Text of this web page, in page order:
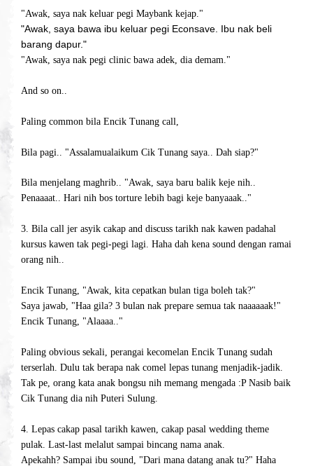
"Awak, saya nak keluar pegi Maybank kejap."
"Awak, saya bawa ibu keluar pegi Econsave. Ibu nak beli
barang dapur."
"Awak, saya nak pegi clinic bawa adek, dia demam."
And so on..
Paling common bila Encik Tunang call,
Bila pagi.. "Assalamualaikum Cik Tunang saya.. Dah siap?"
Bila menjelang maghrib.. "Awak, saya baru balik keje nih..
Penaaaat.. Hari nih bos torture lebih bagi keje banyaaak.."
3. Bila call jer asyik cakap and discuss tarikh nak kawen padahal
kursus kawen tak pegi-pegi lagi. Haha dah kena sound dengan ramai
orang nih..
Encik Tunang, "Awak, kita cepatkan bulan tiga boleh tak?"
Saya jawab, "Haa gila? 3 bulan nak prepare semua tak naaaaaak!"
Encik Tunang, "Alaaaa.."
Paling obvious sekali, perangai kecomelan Encik Tunang sudah
terserlah. Dulu tak berapa nak comel lepas tunang menjadik-jadik.
Tak pe, orang kata anak bongsu nih memang mengada :P Nasib baik
Cik Tunang dia nih Puteri Sulung.
4. Lepas cakap pasal tarikh kawen, cakap pasal wedding theme
pulak. Last-last melalut sampai bincang nama anak.
Apekahh? Sampai ibu sound, "Dari mana datang anak tu?" Haha